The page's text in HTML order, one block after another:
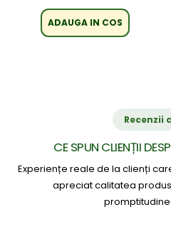
ADAUGA IN COS
Recenzii
CE SPUN CLIENȚII
Experiențe reale de la clienți
apreciat calitatea